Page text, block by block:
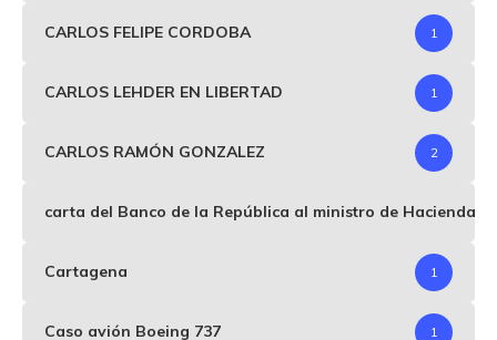
CARLOS FELIPE CORDOBA 1
CARLOS LEHDER EN LIBERTAD 1
CARLOS RAMÓN GONZALEZ 2
carta del Banco de la República al ministro de Hacienda
Cartagena 1
Caso avión Boeing 737 1